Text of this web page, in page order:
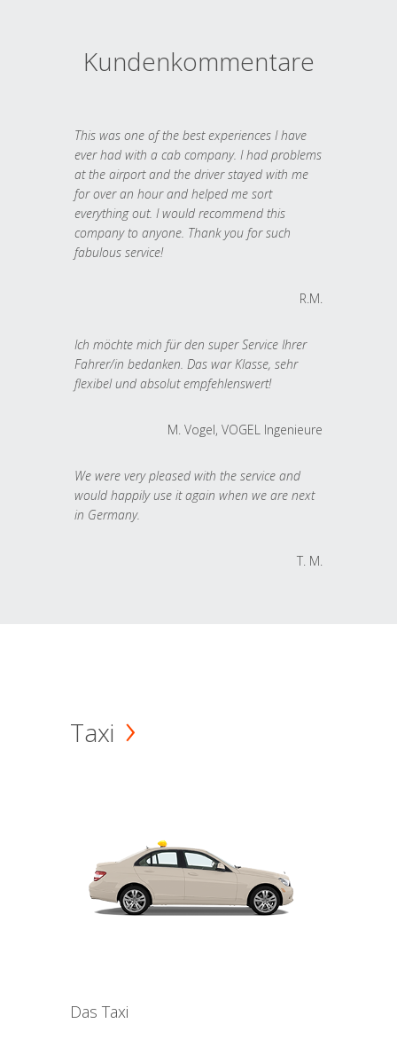
Kundenkommentare
This was one of the best experiences I have
ever had with a cab company. I had problems
at the airport and the driver stayed with me
for over an hour and helped me sort
everything out. I would recommend this
company to anyone. Thank you for such
fabulous service!
R.M.
Ich möchte mich für den super Service Ihrer
Fahrer/in bedanken. Das war Klasse, sehr
flexibel und absolut empfehlenswert!
M. Vogel, VOGEL Ingenieure
We were very pleased with the service and
would happily use it again when we are next
in Germany.
T. M.
Taxi
Das Taxi